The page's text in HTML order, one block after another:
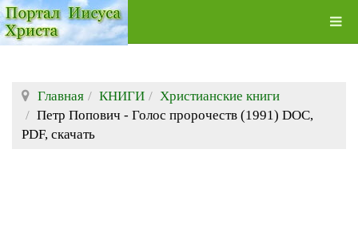
Главная КНИГИ
Христианские книги
Петр Попович - Голос пророчеств (1991) DOC,
PDF, скачать